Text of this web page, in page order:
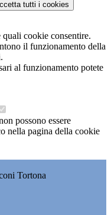
tutti i cookies
quali cookie consentire.
il funzionamento della
al funzionamento potete
possono essere
nella pagina della cookie
Tortona